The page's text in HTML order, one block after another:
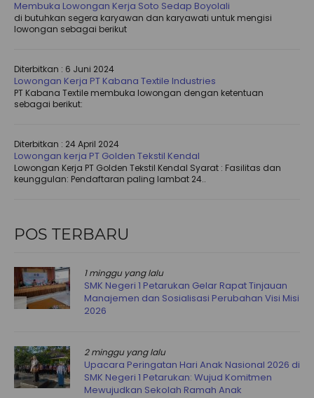
Membuka Lowongan Kerja Soto Sedap Boyolali
di butuhkan segera karyawan dan karyawati untuk mengisi
lowongan sebagai berikut
Diterbitkan : 6 Juni 2024
Lowongan Kerja PT Kabana Textile Industries
PT Kabana Textile membuka lowongan dengan ketentuan
sebagai berikut:
Diterbitkan : 24 April 2024
Lowongan kerja PT Golden Tekstil Kendal
Lowongan Kerja PT Golden Tekstil Kendal Syarat : Fasilitas dan
keunggulan: Pendaftaran paling lambat 24..
POS TERBARU
1 minggu yang lalu
SMK Negeri 1 Petarukan Gelar Rapat Tinjauan
Manajemen dan Sosialisasi Perubahan Visi Misi
2026
2 minggu yang lalu
Upacara Peringatan Hari Anak Nasional 2026 di
SMK Negeri 1 Petarukan: Wujud Komitmen
Mewujudkan Sekolah Ramah Anak